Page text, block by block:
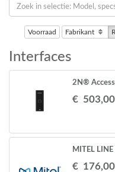
Voorraad Fabrikant
Interfaces
2N®
€ 503,00
MITEL
€ 176,00